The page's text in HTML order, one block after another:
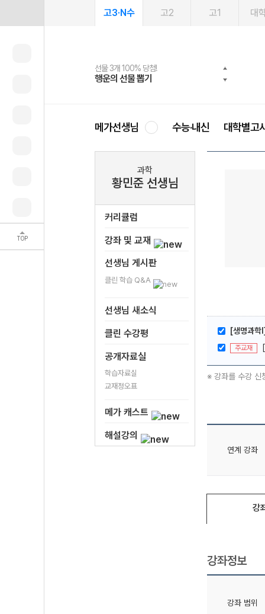
TOP
고3·N수 고2 고1 대
선물 3개 100% 당첨!
행운의 선물 뽑기
선물 100% 증정!
메가스터디 X 올리브
여름방학 스터디 캐시백
메가런 썸머스쿨
2027 러셀 단과
강사 공개선발
스마트러닝앱
설문 EVENT
메가패스
3일 무료 체험권
메가패스 수강생 무료혜택!
메가클럽 멤버십
사회공헌 캠페인
희망이룸 메가나눔
메가선생님 수능·내신 대학별고
과학
황민준 선생님
커리큘럼
강좌 및 교재
선생님 게시판
클린 학습 Q&A
선생님 새소식
클린 수강평
공개자료실
학습자료실
교재정오표
메가 캐스트
해설강의
[생명과학
주교재
※ 강좌를 수강 신
연계 강좌
강
강좌정보
강좌 범위